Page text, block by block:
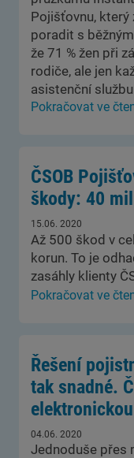
Pojišťovnu, který
poradit s
že 71 % žen při
rodiče, ale jen
asistenční
Pokračovat ve
ČSOB
škody: 40
15.06. 2020
Až 500 škod v
korun. To je
zasáhly klienty
Pokračovat ve
Řešení
tak snadné.
04.06. 2020
Jednoduše přes